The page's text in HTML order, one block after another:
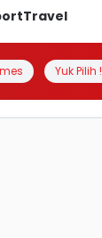
Travel
Yuk Pilih !